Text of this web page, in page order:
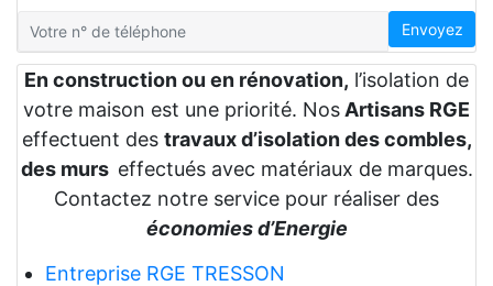
Envoyez
En construction ou en rénovation, l’isolation de
votre maison est une priorité. Nos Artisans RGE
effectuent des travaux d’isolation des combles,
des murs effectués avec matériaux de marques.
Contactez notre service pour réaliser des
économies d’Energie
Entreprise RGE TRESSON